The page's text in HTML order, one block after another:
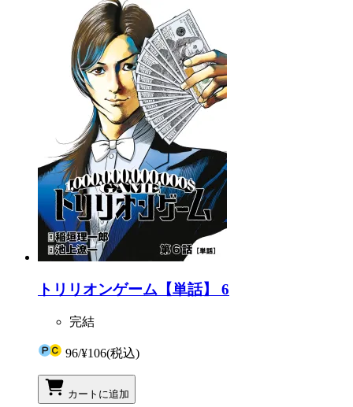
トリリオンゲーム【単話】 6
完結
96/¥106(税込)
カートに追加